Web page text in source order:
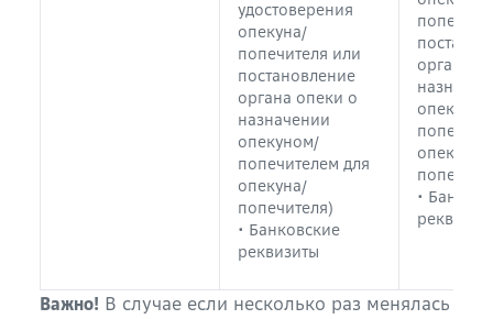
удостоверения
опекуна/
попечителя или
постановление
органа опеки о
назначении
опекуном/
попечителем для
опекуна/
попечителя)
• Банковские
реквизиты
органа
опекуна/
•
Важно! В случае если несколько раз менялась